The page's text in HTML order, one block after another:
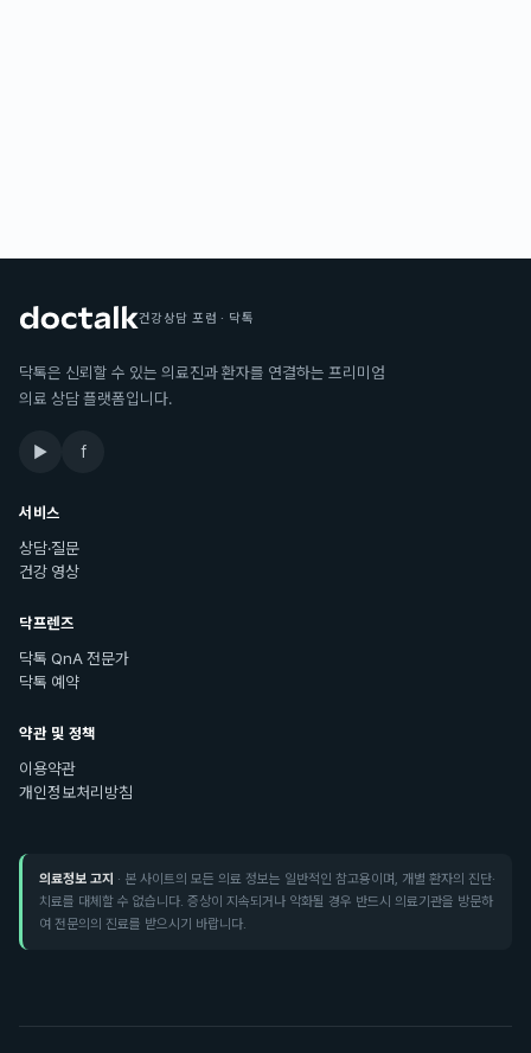
건강상담 포럼 · 닥톡
닥톡은 신뢰할 수 있는 의료진과 환자를 연결하는 프리미엄
의료 상담 플랫폼입니다.
▶ f
서비스
상담·질문
건강 영상
닥프렌즈
닥톡 QnA 전문가
닥톡 예약
약관 및 정책
이용약관
개인정보처리방침
의료정보 고지 · 본 사이트의 모든 의료 정보는 일반적인 참고용이며, 개별 환자의 진단·
치료를 대체할 수 없습니다. 증상이 지속되거나 악화될 경우 반드시 의료기관을 방문하
여 전문의의 진료를 받으시기 바랍니다.